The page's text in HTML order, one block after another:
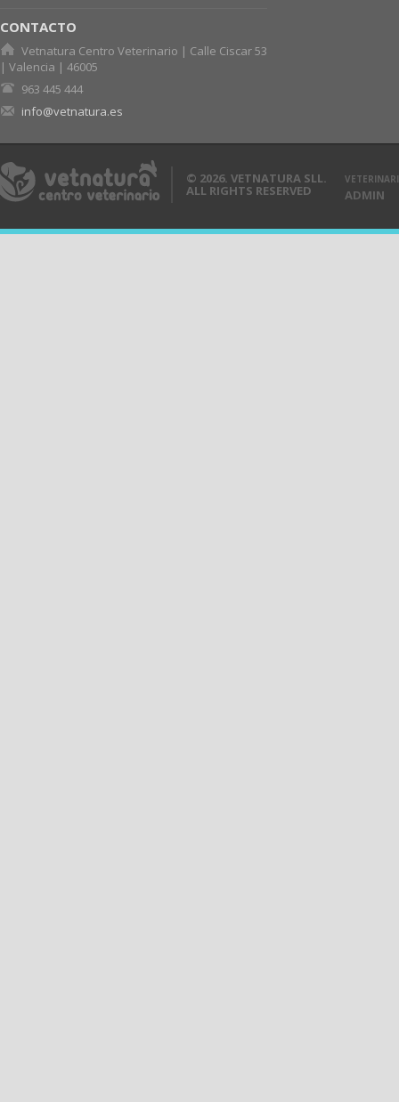
CONTACTO
Vetnatura Centro Veterinario | Calle Ciscar 53
| Valencia | 46005
963 445 444
info@vetnatura.es
© 2026. VETNATURA SLL.
ALL RIGHTS RESERVED ADMIN